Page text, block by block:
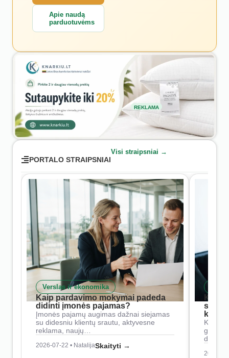
Apie naudą
parduotuvėms
REKLAMA
PORTALO STRAIPSNIAI
Visi straipsniai →
Verslas ir ekonomika
Kaip pardavimo mokymai padeda
didinti įmonės pajamas?
Įmonės pajamų augimas dažnai siejamas
su didesniu klientų srautu, aktyvesne
reklama, naujų…
2026-07-22 • NatalijaSkaityti →
Kaip
2026-